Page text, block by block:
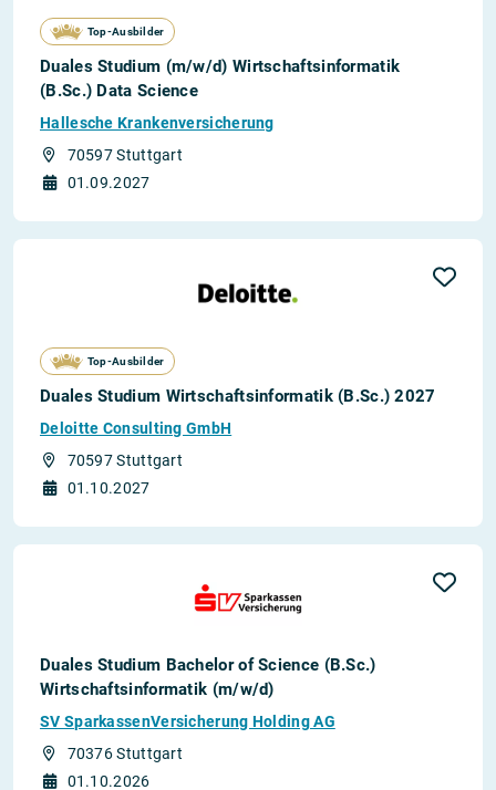
Top-Ausbilder
Duales Studium (m/w/d) Wirtschaftsinformatik
(B.Sc.) Data Science
Hallesche Krankenversicherung
70597 Stuttgart
01.09.2027
Top-Ausbilder
Duales Studium Wirtschaftsinformatik (B.Sc.) 2027
Deloitte Consulting GmbH
70597 Stuttgart
01.10.2027
Duales Studium Bachelor of Science (B.Sc.)
Wirtschaftsinformatik (m/w/d)
SV SparkassenVersicherung Holding AG
70376 Stuttgart
01.10.2026